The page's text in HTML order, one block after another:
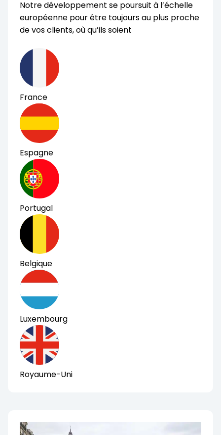
Notre développement se poursuit à l’échelle
européenne pour être toujours au plus proche
de vos clients, où qu’ils soient
France
Espagne
Portugal
Belgique
Luxembourg
Royaume-Uni